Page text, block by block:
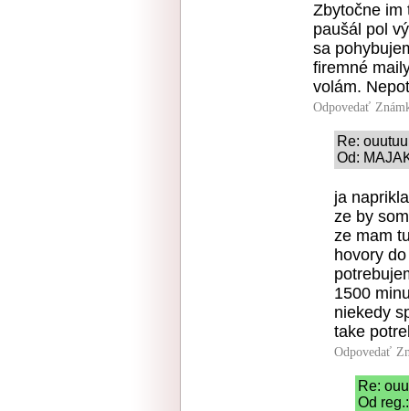
Zbytočne im
paušál pol
sa
firemné
volám.
Odpovedať
Re: ouutuu
Od:
ja
ze by
ze mam
hovory
1500
niekedy
take
Odpovedať
Re:
Od